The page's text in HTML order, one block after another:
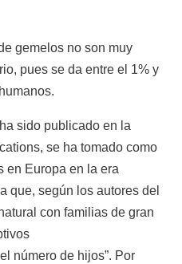
gemelos no son muy
pues se da entre el 1% y
sido publicado en la
se ha tomado como
en Europa en la era
que, según los autores del
con familias de gran
número de hijos”. Por